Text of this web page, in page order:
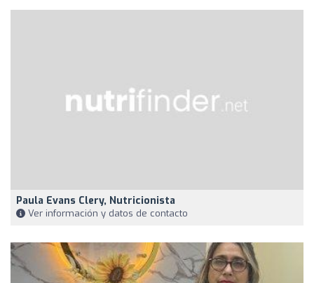
Paula Evans Clery, Nutricionista
Ver información y datos de contacto